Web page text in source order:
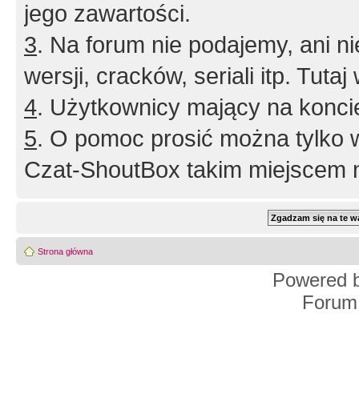
jego zawartości.
3. Na forum nie podajemy, ani
wersji, cracków, seriali itp. Tutaj
4. Użytkownicy mający na
5. O pomoc prosić można tylko
Czat-ShoutBox takim miejscem
Strona główna
Powered